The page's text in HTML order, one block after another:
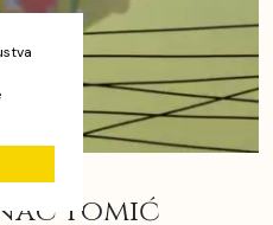
Tomić